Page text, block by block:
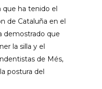
ha tenido el
de Cataluña en el
demostrado que
la silla y el
de Més,
postura del